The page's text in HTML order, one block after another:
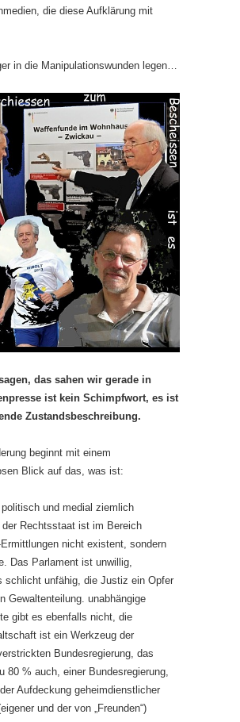
die diese Aufklärung mit
in die Manipulationswunden legen…
das sahen wir gerade in
ist kein Schimpfwort, es ist
Zustandsbeschreibung.
beginnt mit einem
Blick auf das, was ist:
und medial ziemlich
der Rechtsstaat ist im Bereich
nicht existent, sondern
Das Parlament ist unwillig,
schlicht unfähig, die Justiz ein Opfer
Gewaltenteilung. unabhängige
gibt es ebenfalls nicht, die
ist ein Werkzeug der
Bundesregierung, das
80 % auch, einer Bundesregierung,
Aufdeckung geheimdienstlicher
und der von „Freunden“)